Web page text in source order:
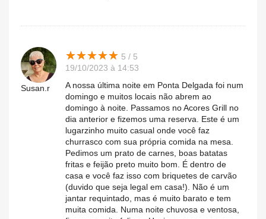
Susan.r
★★★★★
★★★★★ 5 / 5
19/10/2023 à 14:53
A nossa última noite em Ponta Delgada foi num
domingo e muitos locais não abrem ao
domingo à noite. Passamos no Acores Grill no
dia anterior e fizemos uma reserva. Este é um
lugarzinho muito casual onde você faz
churrasco com sua própria comida na mesa.
Pedimos um prato de carnes, boas batatas
fritas e feijão preto muito bom. É dentro de
casa e você faz isso com briquetes de carvão
(duvido que seja legal em casa!). Não é um
jantar requintado, mas é muito barato e tem
muita comida. Numa noite chuvosa e ventosa,